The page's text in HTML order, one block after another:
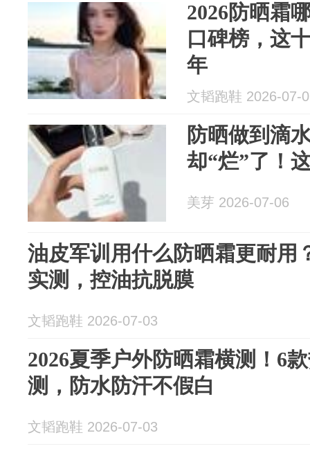
2026防晒霜
口碑榜，这
年
文韬跑鞋 2026-07-
防晒做到滴
却“烂”了！
美芽 2026-07-06
油皮军训用什么防晒霜更耐用
实测，控油抗脱膜
文韬跑鞋 2026-07-03
2026夏季户外防晒霜横测！6
测，防水防汗不假白
文韬跑鞋 2026-07-03